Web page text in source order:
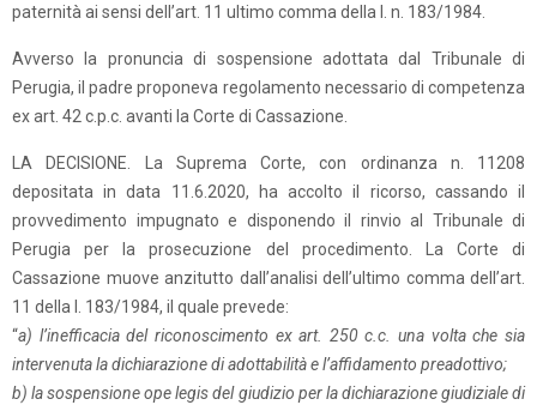
paternità ai sensi dell’art. 11 ultimo comma della l. n. 183/1984.
Avverso la pronuncia di sospensione adottata dal Tribunale di
Perugia, il padre proponeva regolamento necessario di competenza
ex art. 42 c.p.c. avanti la Corte di Cassazione.
LA DECISIONE. La Suprema Corte, con ordinanza n. 11208
depositata in data 11.6.2020, ha accolto il ricorso, cassando il
provvedimento impugnato e disponendo il rinvio al Tribunale di
Perugia per la prosecuzione del procedimento. La Corte di
Cassazione muove anzitutto dall’analisi dell’ultimo comma dell’art.
11 della l. 183/1984, il quale prevede:
“a) l’inefficacia del riconoscimento ex art. 250 c.c. una volta che sia
intervenuta la dichiarazione di adottabilità e l’affidamento preadottivo;
b) la sospensione ope legis del giudizio per la dichiarazione giudiziale di